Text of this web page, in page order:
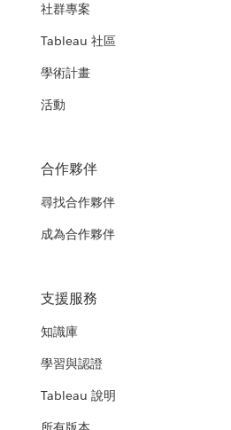
社群專案
Tableau 社區
學術計畫
活動
合作夥伴
尋找合作夥伴
成為合作夥伴
支援服務
知識庫
學習與認證
Tableau 說明